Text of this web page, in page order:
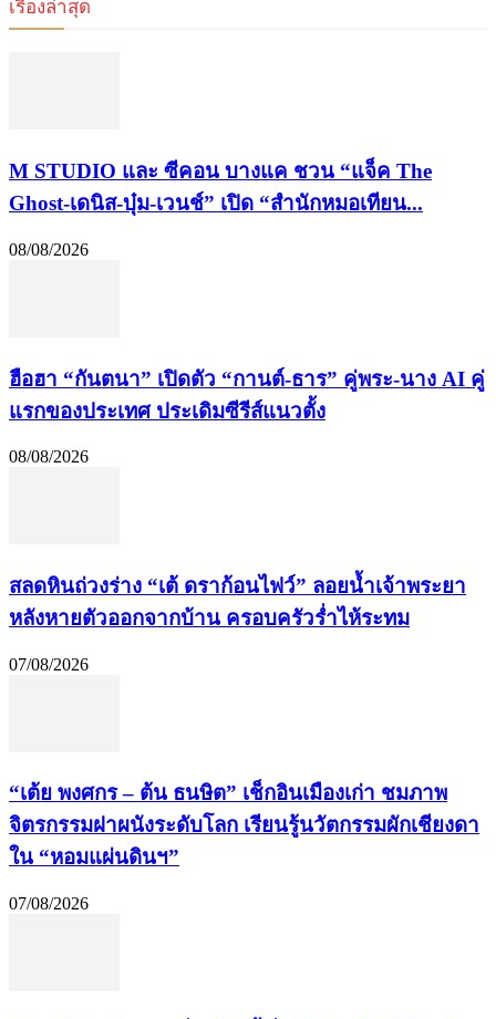
เรื่องล่าสุด
M STUDIO และ ซีคอน บางแค ชวน “แจ็ค The
Ghost-เดนิส-บุ๋ม-เวนช์” เปิด “สำนักหมอเทียน...
08/08/2026
ฮือฮา “กันตนา” เปิดตัว “กานต์-ธาร” คู่พระ-นาง AI คู่
แรกของประเทศ ประเดิมซีรีส์แนวตั้ง
08/08/2026
สลดหินถ่วงร่าง “เต้ ดราก้อนไฟว์” ลอยน้ำเจ้าพระยา
หลังหายตัวออกจากบ้าน ครอบครัวร่ำไห้ระทม
07/08/2026
“เต้ย พงศกร – ต้น ธนษิต” เช็กอินเมืองเก่า ชมภาพ
จิตรกรรมฝาผนังระดับโลก เรียนรู้นวัตกรรมผักเชียงดา
ใน “หอมแผ่นดินฯ”
07/08/2026